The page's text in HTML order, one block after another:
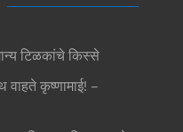
टिळकांचे किस्से
वाहते कृष्णामाई! –